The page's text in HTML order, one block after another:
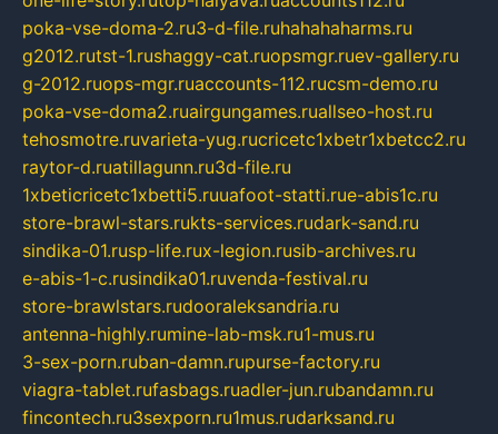
poka-vse-doma-2.ru3-d-file.ruhahahaharms.ru
g2012.rutst-1.rushaggy-cat.ruopsmgr.ruev-gallery.ru
g-2012.ruops-mgr.ruaccounts-112.rucsm-demo.ru
poka-vse-doma2.ruairgungames.ruallseo-host.ru
tehosmotre.ruvarieta-yug.rucricetc1xbetr1xbetcc2.ru
raytor-d.ruatillagunn.ru3d-file.ru
1xbeticricetc1xbetti5.ruuafoot-statti.rue-abis1c.ru
store-brawl-stars.rukts-services.rudark-sand.ru
sindika-01.rusp-life.rux-legion.rusib-archives.ru
e-abis-1-c.rusindika01.ruvenda-festival.ru
store-brawlstars.rudooraleksandria.ru
antenna-highly.rumine-lab-msk.ru1-mus.ru
3-sex-porn.ruban-damn.rupurse-factory.ru
viagra-tablet.rufasbags.ruadler-jun.rubandamn.ru
fincontech.ru3sexporn.ru1mus.rudarksand.ru